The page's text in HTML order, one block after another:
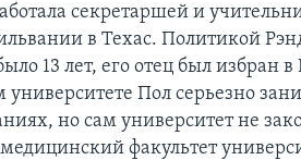
секретаршей и
в Техас. Политикой
13 лет, его отец был избран в
Пол серьезно
но сам университет не
факультет